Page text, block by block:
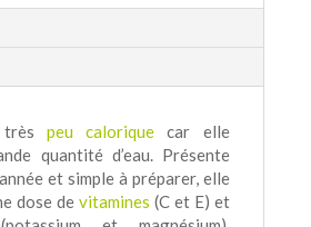
trèspeu calorique car elle
quantité d’eau. Présente
et simple à préparer, elle
dose de vitamines (C et E) et